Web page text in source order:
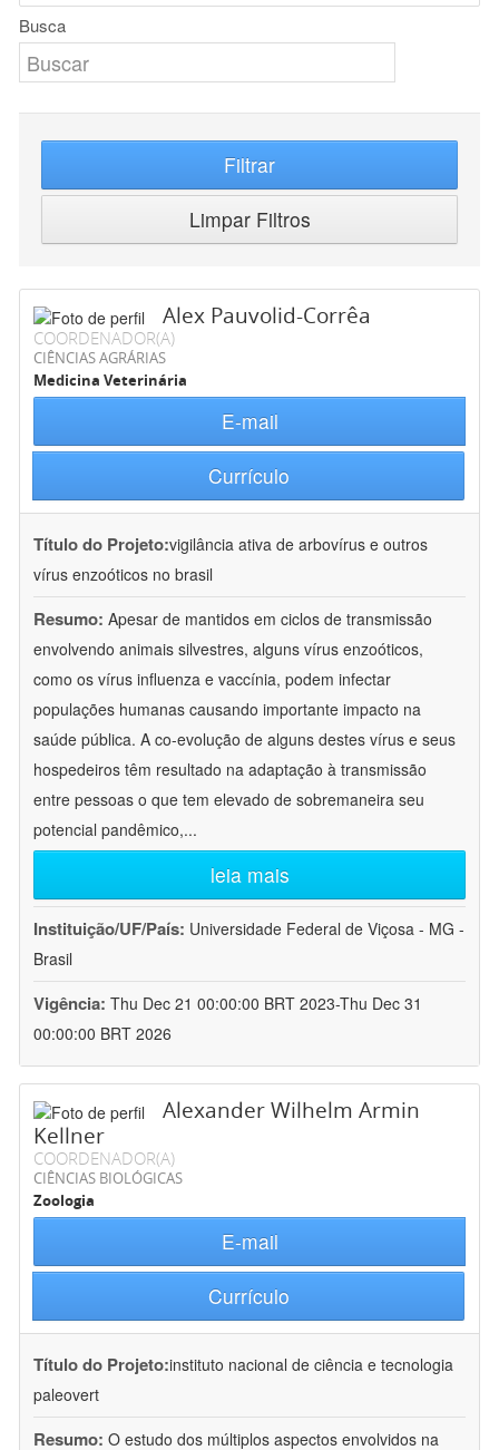
Busca
Filtrar
Limpar Filtros
Alex Pauvolid-Corrêa
COORDENADOR(A)
CIÊNCIAS AGRÁRIAS
Medicina Veterinária
E-mail
Currículo
Título do Projeto:vigilância ativa de arbovírus e outros
vírus enzoóticos no brasil
Resumo: Apesar de mantidos em ciclos de transmissão
envolvendo animais silvestres, alguns vírus enzoóticos,
como os vírus influenza e vaccínia, podem infectar
populações humanas causando importante impacto na
saúde pública. A co-evolução de alguns destes vírus e seus
hospedeiros têm resultado na adaptação à transmissão
entre pessoas o que tem elevado de sobremaneira seu
potencial pandêmico,...
leia mais
Instituição/UF/País: Universidade Federal de Viçosa - MG -
Brasil
Vigência: Thu Dec 21 00:00:00 BRT 2023-Thu Dec 31
00:00:00 BRT 2026
Alexander Wilhelm Armin
Kellner
COORDENADOR(A)
CIÊNCIAS BIOLÓGICAS
Zoologia
E-mail
Currículo
Título do Projeto:instituto nacional de ciência e tecnologia
paleovert
Resumo: O estudo dos múltiplos aspectos envolvidos na